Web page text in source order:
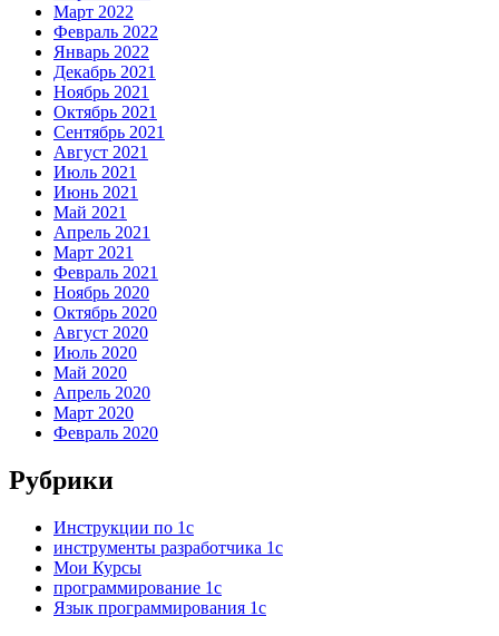
Март 2022
Февраль 2022
Январь 2022
Декабрь 2021
Ноябрь 2021
Октябрь 2021
Сентябрь 2021
Август 2021
Июль 2021
Июнь 2021
Май 2021
Апрель 2021
Март 2021
Февраль 2021
Ноябрь 2020
Октябрь 2020
Август 2020
Июль 2020
Май 2020
Апрель 2020
Март 2020
Февраль 2020
Рубрики
Инструкции по 1с
инструменты разработчика 1с
Мои Курсы
программирование 1с
Язык программирования 1с